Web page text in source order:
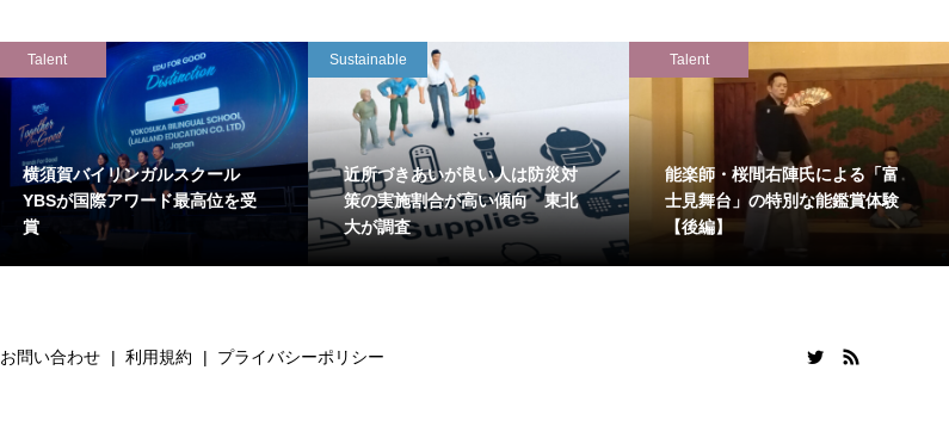
Talent
横須賀バイリンガルスクール
YBSが国際アワード最高位を受
賞
Sustainable
近所づきあいが良い人は防災対
策の実施割合が高い傾向 東北
大が調査
Talent
能楽師・桜間右陣氏による「富
士見舞台」の特別な能鑑賞体験
【後編】
お問い合わせ 利用規約 プライバシーポリシー